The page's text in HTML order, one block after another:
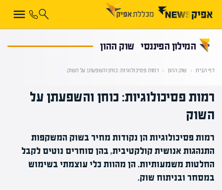
המילון הפיננסי שוק ההון
דף הבית ‹ שוק ההון ‹ רמות פסיכולוגיות: כוחן והשפעתן על השוק
רמות פסיכולוגיות: כוחן והשפעתן על
השוק
רמות פסיכולוגיות הן נקודות מחיר בשוק המשקפות
התנהגות אנושית קולקטיבית, בהן סוחרים נוטים לקבל
החלטות משמעותיות. הן מהוות כלי עוצמתי בשימוש
במסחר ובניתוח שוק.